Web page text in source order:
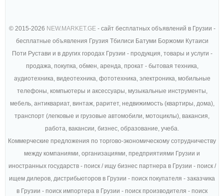
© 2015-2026 NEW.MARKET.GE- сайт бесплатных объявлений в Грузии -
бесплатные объявления Грузия Тбилиси Батуми Боржоми Кутаиси
Поти Рустави и в других городах Грузии - продукция, товары и услуги -
продажа, покупка, обмен, аренда, прокат - бытовая техника,
аудиотехника, видеотехника, фототехника, электроника, мобильные
телефоны, компьютеры и аксессуары, музыкальные инструменты,
мебель, антиквариат, винтаж, раритет, недвижимость (квартиры, дома),
транспорт (легковые и грузовые автомобили, мотоциклы), вакансия,
работа, вакансии, бизнес, образование, учеба.
Коммерческие предложения по торгово-экономическому сотрудничеству
между компаниями, организациями, предприятиями Грузии и
иностранных государств - поиск / ищу бизнес партнера в Грузии - поиск /
ищем дилеров, дистрибьюторов в Грузии - поиск покупателя - заказчика
в Грузии - поиск импортера в Грузии - поиск производителя - поиск